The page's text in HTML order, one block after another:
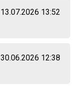
13.07.2026 13:52
30.06.2026 12:38